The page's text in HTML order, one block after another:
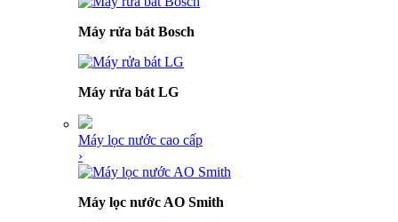
Máy rửa bát Bosch
Máy rửa bát LG
Máy lọc nước cao cấp
›
Máy lọc nước AO Smith